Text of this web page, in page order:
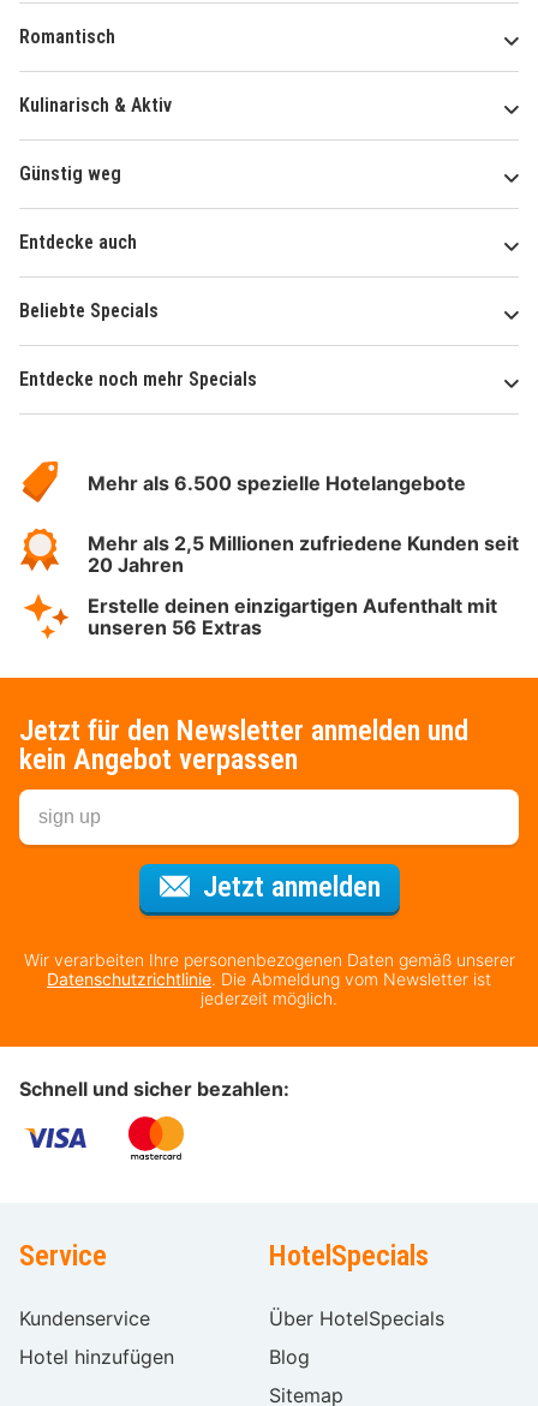
Romantisch
Kulinarisch & Aktiv
Günstig weg
Entdecke auch
Beliebte Specials
Entdecke noch mehr Specials
Hotelspecials
Mehr als 6.500 spezielle Hotelangebote
Mehr als 2,5 Millionen zufriedene Kunden seit
20 Jahren
Erstelle deinen einzigartigen Aufenthalt mit
unseren 56 Extras
Jetzt für den Newsletter anmelden und
kein Angebot verpassen
Jetzt anmeldenFür den
Wir verarbeiten Ihre personenbezogenen Daten gemäß unserer
Datenschutzrichtlinie. Die Abmeldung vom Newsletter ist
jederzeit möglich.
Schnell und sicher bezahlen:
Service
Kundenservice
Hotel hinzufügen
HotelSpecials
Über HotelSpecials
Blog
Sitemap